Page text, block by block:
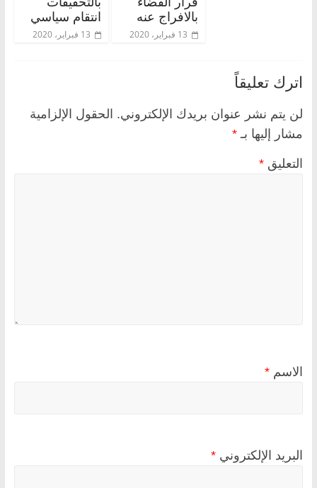
بالافراج عنه
13 فبراير، 2020
انتقام سياسي
13 فبراير، 2020
اترك تعليقاً
لن يتم نشر عنوان بريدك الإلكتروني. الحقول الإلزامية
مشار إليها بـ *
التعليق *
الاسم *
البريد الإلكتروني *